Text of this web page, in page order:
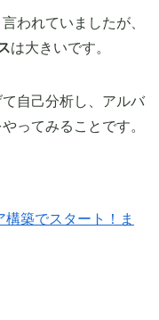
言われていましたが、
は大きいです。
自己分析し、アルバ
ってみることです。
築でスタート！ま